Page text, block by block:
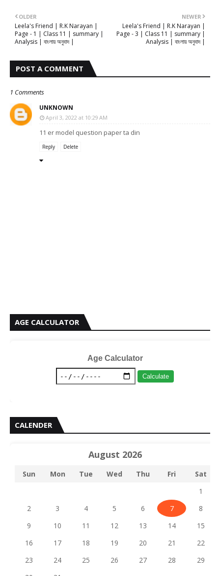
NEWER
Leela's Friend | R.K Narayan |
Page - 3 | Class 11 | summary |
Analysis | বাংলায় অনুবাদ |
OLDER
Leela's Friend | R.K Narayan |
Page - 1 | Class 11 | summary |
Analysis | বাংলায় অনুবাদ |
POST A COMMENT
1 Comments
UNKNOWN
April 3, 2022 at 10:29 AM
11 er model question paper ta din
Reply Delete
AGE CALCULATOR
Age Calculator
Calculate
CALENDER
August 2026
Sun Mon Tue Wed Thu Fri
Sat
1
2
3 4 5 6 7
8
9
10 11 12 13 14
15
16
17 18 19 20 21
22
23
24 25 26 27 28
29